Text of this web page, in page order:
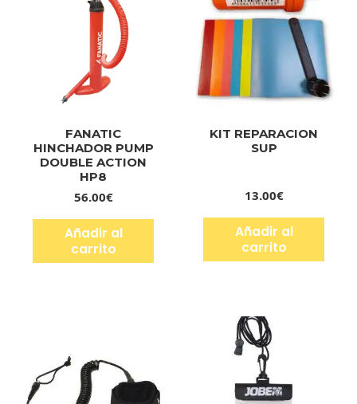
FANATIC
HINCHADOR PUMP
DOUBLE ACTION
HP8
56.00€
Añadir al
carrito
KIT REPARACION
SUP
13.00€
Añadir al
carrito